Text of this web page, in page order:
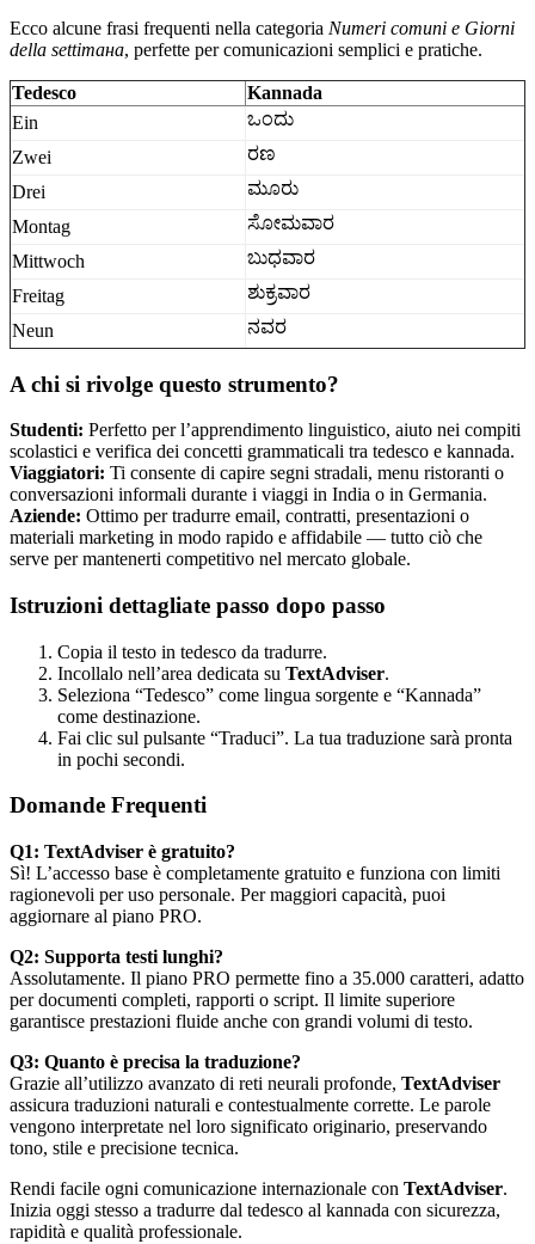
Ecco alcune frasi frequenti nella categoria Numeri comuni e Giorni
della settimана, perfette per comunicazioni semplici e pratiche.
Tedesco
Kannada
Ein
ಒಂದು
Zwei
ರಣ
Drei
ಮೂರು
Montag
ಸೋಮವಾರ
Mittwoch
ಬುಧವಾರ
Freitag
ಶುಕ್ರವಾರ
Neun
ನವರ
A chi si rivolge questo strumento?
Studenti: Perfetto per l’apprendimento linguistico, aiuto nei compiti
scolastici e verifica dei concetti grammaticali tra tedesco e kannada.
Viaggiatori: Ti consente di capire segni stradali, menu ristoranti o
conversazioni informali durante i viaggi in India o in Germania.
Aziende: Ottimo per tradurre email, contratti, presentazioni o
materiali marketing in modo rapido e affidabile — tutto ciò che
serve per mantenerti competitivo nel mercato globale.
Istruzioni dettagliate passo dopo passo
Copia il testo in tedesco da tradurre.
Incollalo nell’area dedicata su TextAdviser.
Seleziona “Tedesco” come lingua sorgente e “Kannada”
come destinazione.
Fai clic sul pulsante “Traduci”. La tua traduzione sarà pronta
in pochi secondi.
Domande Frequenti
Q1: TextAdviser è gratuito?
Sì! L’accesso base è completamente gratuito e funziona con limiti
ragionevoli per uso personale. Per maggiori capacità, puoi
aggiornare al piano PRO.
Q2: Supporta testi lunghi?
Assolutamente. Il piano PRO permette fino a 35.000 caratteri, adatto
per documenti completi, rapporti o script. Il limite superiore
garantisce prestazioni fluide anche con grandi volumi di testo.
Q3: Quanto è precisa la traduzione?
Grazie all’utilizzo avanzato di reti neurali profonde, TextAdviser
assicura traduzioni naturali e contestualmente corrette. Le parole
vengono interpretate nel loro significato originario, preservando
tono, stile e precisione tecnica.
Rendi facile ogni comunicazione internazionale con TextAdviser.
Inizia oggi stesso a tradurre dal tedesco al kannada con sicurezza,
rapidità e qualità professionale.